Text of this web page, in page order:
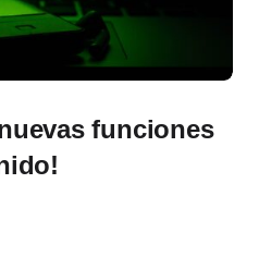
funciones